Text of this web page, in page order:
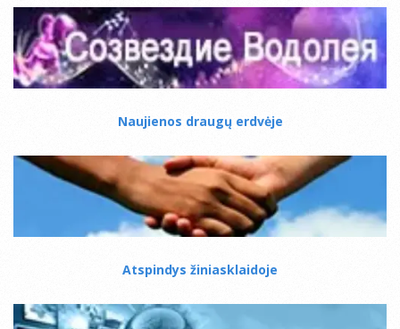
Naujienos draugų erdvėje
Atspindys žiniasklaidoje